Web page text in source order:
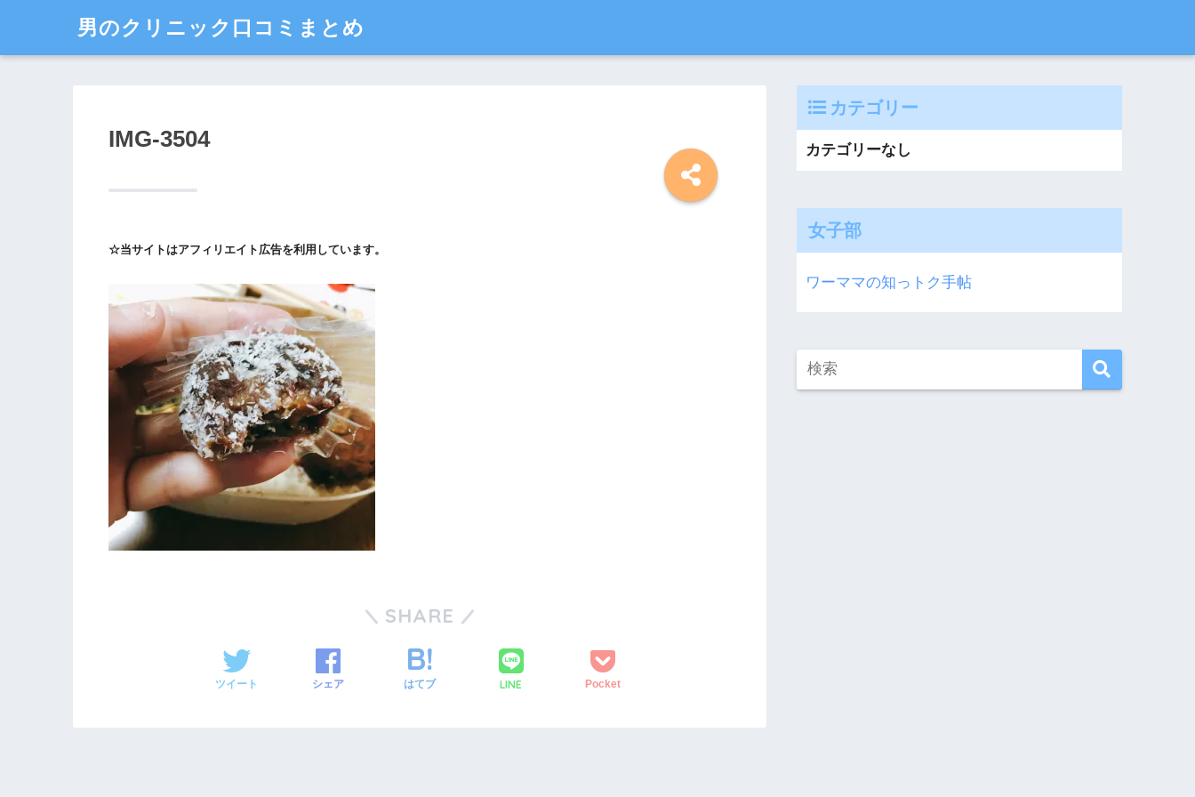
男のクリニック口コミまとめ
IMG-3504
☆当サイトはアフィリエイト広告を利用しています。
SHARE
ツイート シェア はてブ LINE Pocket
カテゴリー
カテゴリーなし
女子部
ワーママの知っトク手帖